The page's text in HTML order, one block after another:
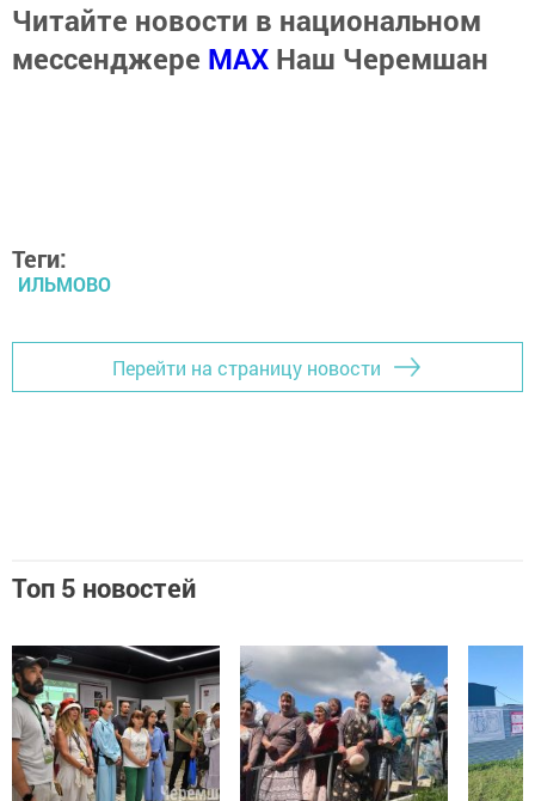
Читайте новости в национальном
мессенджере MАХ Наш Черемшан
Теги:
ИЛЬМОВО
Перейти на страницу новости
Топ 5 новостей